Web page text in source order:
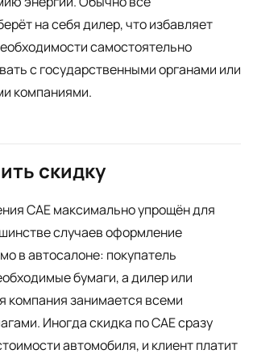
на себя дилер, что избавляет
самостоятельно
с государственными органами или
компаниями.
скидку
CAE максимально упрощён для
случаев оформление
в автосалоне: покупатель
бумаги, а дилер или
компания занимается всеми
Иногда скидка по CAE сразу
автомобиля, и клиент платит